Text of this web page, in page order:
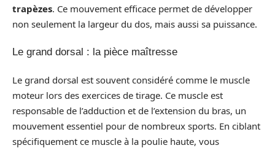
trapèzes. Ce mouvement efficace permet de développer
non seulement la largeur du dos, mais aussi sa puissance.
Le grand dorsal : la pièce maîtresse
Le grand dorsal est souvent considéré comme le muscle
moteur lors des exercices de tirage. Ce muscle est
responsable de l’adduction et de l’extension du bras, un
mouvement essentiel pour de nombreux sports. En ciblant
spécifiquement ce muscle à la poulie haute, vous